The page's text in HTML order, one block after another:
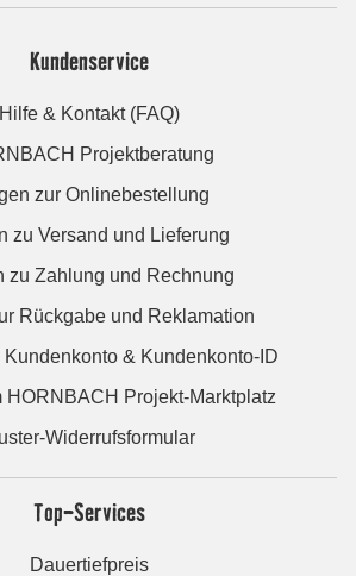
Kundenservice
Hilfe & Kontakt (FAQ)
Projektberatung
zur Onlinebestellung
zu Versand und Lieferung
zu Zahlung und Rechnung
Rückgabe und Reklamation
Kundenkonto & Kundenkonto-ID
HORNBACH Projekt-Marktplatz
Widerrufsformular
Top-Services
Dauertiefpreis